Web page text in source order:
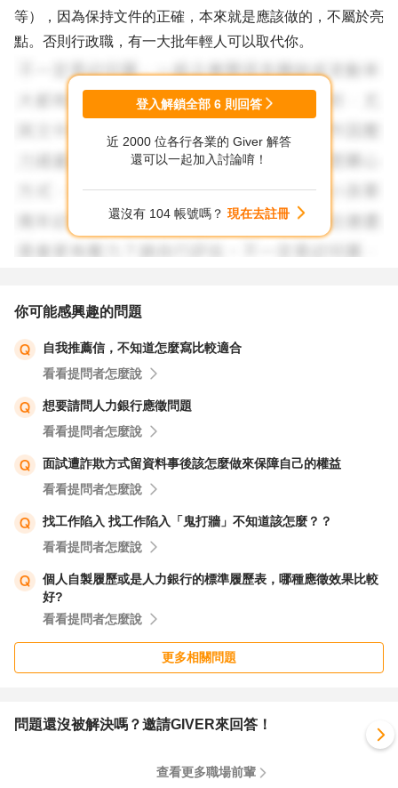
等），因為保持文件的正確，本來就是應該做的，不屬於亮
點。否則行政職，有一大批年輕人可以取代你。
登入解鎖全部 6 則回答
近 2000 位各行各業的 Giver 解答
還可以一起加入討論唷！
還沒有 104 帳號嗎？ 現在去註冊
你可能感興趣的問題
自我推薦信，不知道怎麼寫比較適合
看看提問者怎麼說
想要請問人力銀行應徵問題
看看提問者怎麼說
面試遭詐欺方式留資料事後該怎麼做來保障自己的權益
看看提問者怎麼說
找工作陷入 找工作陷入「鬼打牆」不知道該怎麼？？
看看提問者怎麼說
個人自製履歷或是人力銀行的標準履歷表，哪種應徵效果比較
好?
看看提問者怎麼說
更多相關問題
問題還沒被解決嗎？邀請GIVER來回答！
查看更多職場前輩